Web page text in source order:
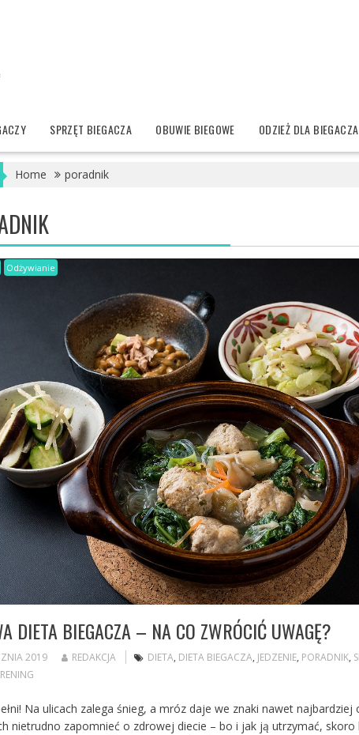
SPRZĘT BIEGACZA OBUWIE BIEGOWE ODZIEŻ DLA BIEGACZA
Home poradnik
Odżywianie
DIETA BIEGACZA – NA CO ZWRÓCIĆ UWAGĘ?
2019 REDAKCJA DIETA, DIETA BIEGACZA, JEDZENIE, PORADNIK,
Na ulicach zalega śnieg, a mróz daje we znaki nawet najbardziej
nietrudno zapomnieć o zdrowej diecie – bo i jak ją utrzymać, skoro